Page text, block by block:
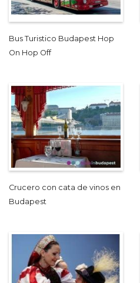
Bus Turistico Budapest Hop
On Hop Off
Crucero con cata de vinos en
Budapest